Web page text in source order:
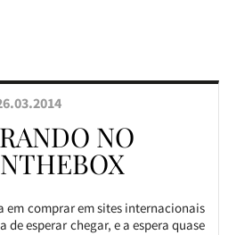
NO
em comprar em sites internacionais
esperar chegar, e a espera quase